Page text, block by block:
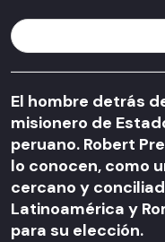
El hombre detrás
misionero de
peruano. Robert
lo conocen, como
cercano y
Latinoamérica y
para su elección.